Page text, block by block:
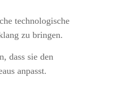
technologische
zu bringen.
dass sie den
anpasst.